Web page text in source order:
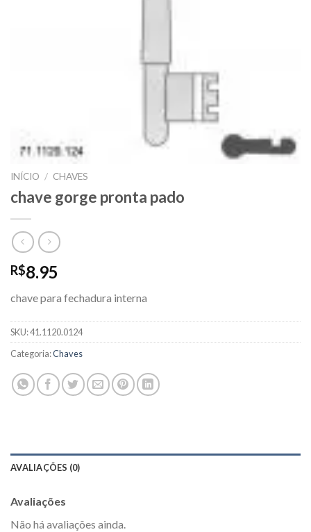
INÍCIO / CHAVES
chave gorge pronta pado
R$8.95
chave para fechadura interna
SKU:41.1120.0124
Categoria:Chaves
AVALIAÇÕES (0)
Avaliações
Não há avaliações ainda.